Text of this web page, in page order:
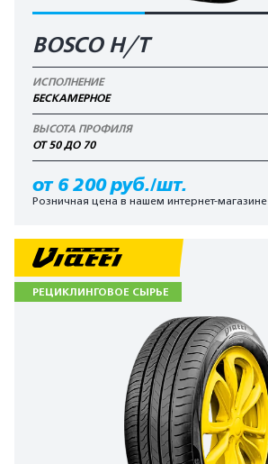
BOSCO H/T
ИСПОЛНЕНИЕ
БЕСКАМЕРНОЕ
ВЫСОТА ПРОФИЛЯ
ОТ 50 ДО 70
от 6 200 руб./шт.
Розничная цена в нашем интернет-магазине
РЕЦИКЛИНГОВОЕ СЫРЬЕ